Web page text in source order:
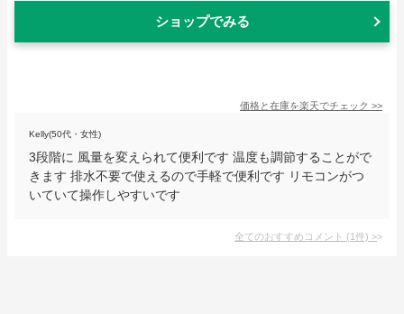
ショップでみる
価格と在庫を楽天でチェック >>
Kelly(50代・女性)
3段階に 風量を変えられて便利です 温度も調節することがで
きます 排水不要で使えるので手軽で便利です リモコンがつ
いていて操作しやすいです
全てのおすすめコメント (1件) >